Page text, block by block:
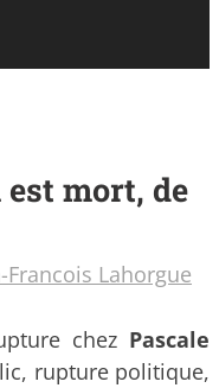
mort, de
Francois Lahorgue
chez Pascale
rupture politique,